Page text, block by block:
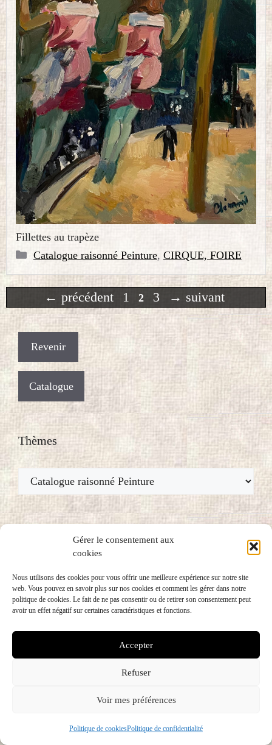
Gérer le consentement aux
cookies
Nous utilisons des cookies pour vous offrir une meilleure expérience sur notre site
web. Vous pouvez en savoir plus sur nos cookies et comment les gérer dans notre
politique de cookies. Le fait de ne pas consentir ou de retirer son consentement peut
avoir un effet négatif sur certaines caractéristiques et fonctions.
Accepter
Refuser
Voir mes préférences
Politique de cookiesPolitique de confidentialité
Fillettes au trapèze
Catégories
Catalogue raisonné Peinture, CIRQUE, FOIRE
← précédent Page
1 Page
2 Page
3 → suivant
Catalogue
Thèmes
Thèmes
Rechercher :